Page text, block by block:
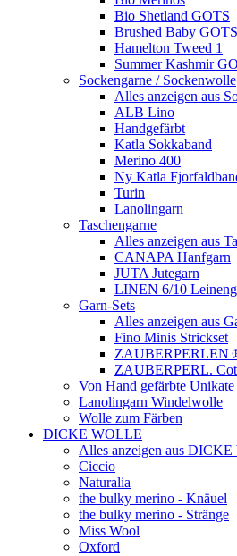
Bio Shetland GOTS
Brushed Baby GOTS
Hamelton Tweed 1
Summer Kashmir
Sockengarne / Sockenwolle
Alles anzeigen aus
ALB Lino
Handgefärbt
Katla Sokkaband
Merino 400
Ny Katla
Turin
Lanolingarn
Taschengarne
Alles anzeigen aus
CANAPA Hanfgarn
JUTA Jutegarn
LINEN 6/10
Garn-Sets
Alles anzeigen aus
Fino Minis Strickset
ZAUBERPERLEN
ZAUBERPERL.
Von Hand gefärbte Unikate
Lanolingarn Windelwolle
Wolle zum Färben
DICKE WOLLE
Alles anzeigen aus
Ciccio
Naturalia
the bulky merino - Knäuel
the bulky merino - Stränge
Miss Wool
Oxford